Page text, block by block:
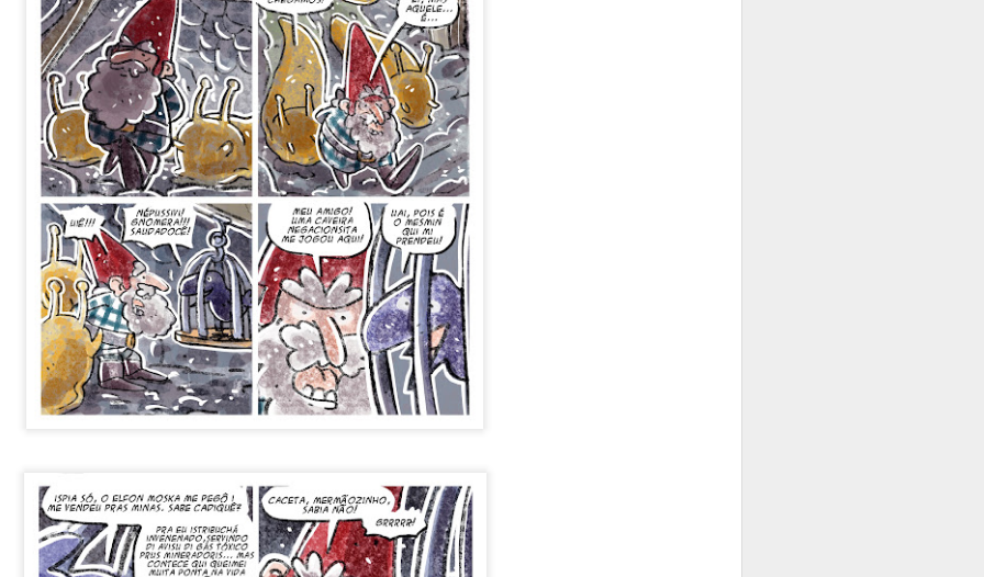
Postado há1 week agopor Unknown